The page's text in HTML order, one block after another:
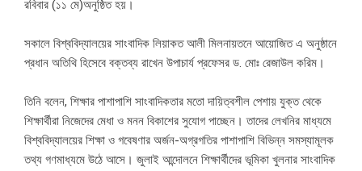
রবিবার (১১ মে)অনুষ্ঠিত হয়।
সকালে বিশ্ববিদ্যালয়ের সাংবাদিক লিয়াকত আলী মিলনায়তনে আয়োজিত এ অনুষ্ঠানে
প্রধান অতিথি হিসেবে বক্তব্য রাখেন উপাচার্য প্রফেসর ড. মোঃ রেজাউল করিম।
তিনি বলেন, শিক্ষার পাশাপাশি সাংবাদিকতার মতো দায়িত্বশীল পেশায় যুক্ত থেকে
শিক্ষার্থীরা নিজেদের মেধা ও মনন বিকাশের সুযোগ পাচ্ছেন। তাদের লেখনির মাধ্যমে
বিশ্ববিদ্যালয়ের শিক্ষা ও গবেষণার অর্জন-অগ্রগতির পাশাপাশি বিভিন্ন সমস্যামূলক
তথ্য গণমাধ্যমে উঠে আসে। জুলাই আন্দোলনে শিক্ষার্থীদের ভূমিকা খুলনার সাংবাদিক